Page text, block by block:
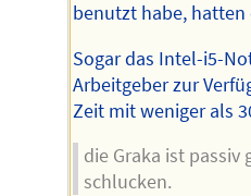
benutzt habe, hatten
Sogar das Intel-i5-
Arbeitgeber zur
Zeit mit weniger als
die Graka ist
schlucken.